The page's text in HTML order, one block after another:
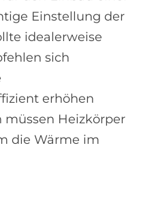
Einstellung der
idealerweise
sich
erhöhen
müssen Heizkörper
die Wärme im